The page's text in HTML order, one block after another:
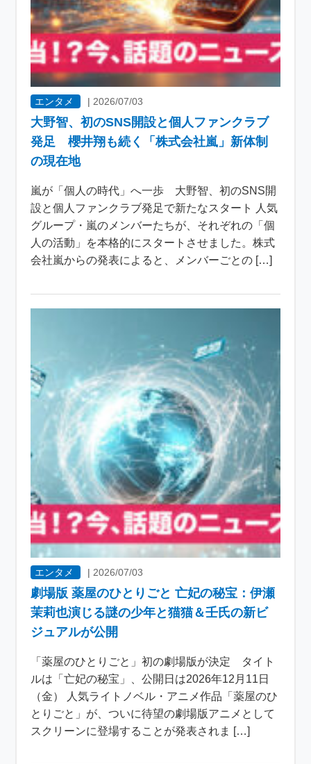
エンタメ | 2026/07/03
大野智、初のSNS開設と個人ファンクラブ
発足 櫻井翔も続く「株式会社嵐」新体制
の現在地
嵐が「個人の時代」へ一歩 大野智、初のSNS開
設と個人ファンクラブ発足で新たなスタート 人気
グループ・嵐のメンバーたちが、それぞれの「個
人の活動」を本格的にスタートさせました。株式
会社嵐からの発表によると、メンバーごとの […]
エンタメ | 2026/07/03
劇場版 薬屋のひとりごと 亡妃の秘宝：伊瀬
茉莉也演じる謎の少年と猫猫＆壬氏の新ビ
ジュアルが公開
「薬屋のひとりごと」初の劇場版が決定 タイト
ルは「亡妃の秘宝」、公開日は2026年12月11日
（金） 人気ライトノベル・アニメ作品「薬屋のひ
とりごと」が、ついに待望の劇場版アニメとして
スクリーンに登場することが発表されま […]